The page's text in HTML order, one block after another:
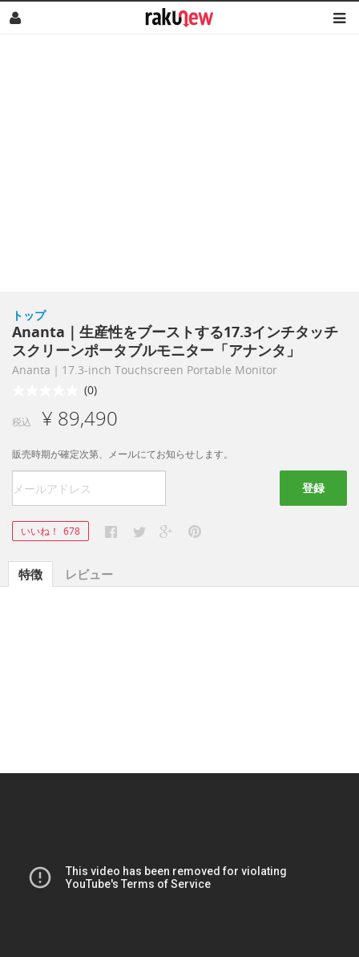
トップ
Ananta｜生産性をブーストする17.3インチタッチ
スクリーンポータブルモニター「アナンタ」
Ananta｜17.3-inch Touchscreen Portable Monitor
(0)
税込 ¥ 89,490
販売時期が確定次第、メールにてお知らせします。
登録
いいね！ 678
特徴 レビュー